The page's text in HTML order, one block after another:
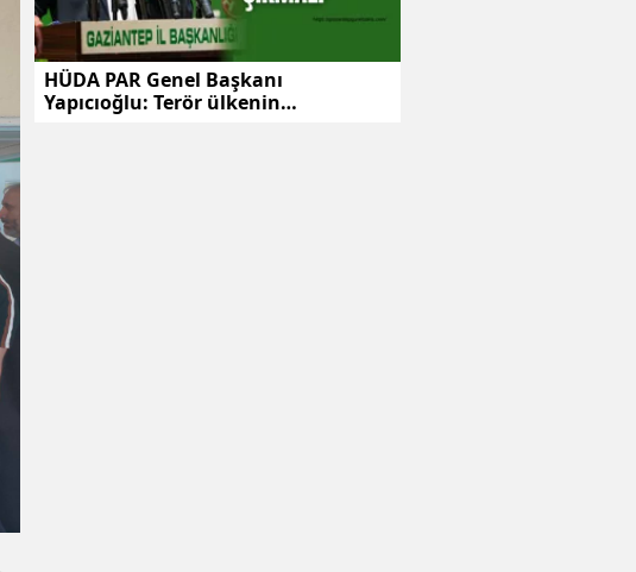
HÜDA PAR Genel Başkanı
Yapıcıoğlu: Terör ülkenin